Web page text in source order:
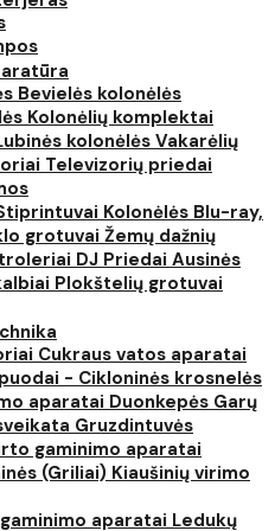
Bevielės kolonėlės
Kolonėlių komplektai
kolonėlės Vakarėlių
Televizorių priedai
Kolonėlės Blu-ray,
grotuvai Žemų dažnių
DJ Priedai Ausinės
Plokštelių grotuvai
Cukraus vatos aparatai
- Cikloninės krosnelės
aparatai Duonkepės Garų
Gruzdintuvės
gaminimo aparatai
(Griliai) Kiaušinių virimo
aparatai Ledukų